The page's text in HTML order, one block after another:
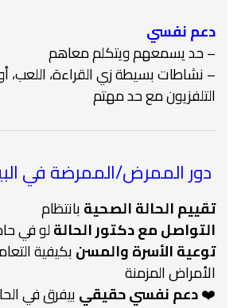
دعم نفسي
– حد يسمعهم ويتكلم معاهم
– نشاطات بسيطة زي القراءة،
التلفزيون مع حد مهتم
دور الممرض/الممرضة في
تقييم الحالة الصحيةبانتظام
التواصل مع دكتور الحالةلو في
توعية الأسرة والمسنبكيفية
الأمراض المزمنة
❤️دعم نفسي حقيقيبيفرق في